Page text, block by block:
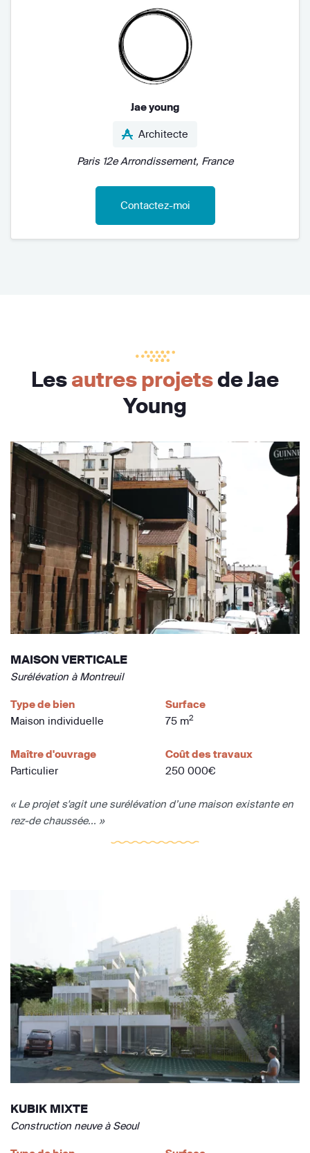
Jae young
Architecte
Paris 12e Arrondissement, France
Contactez-moi
Lesautres projetsde Jae
Young
MAISON VERTICALE
Surélévation à Montreuil
Type de bien
Maison individuelle
Surface
75 m2
Maître d'ouvrage
Particulier
Coût des travaux
250 000€
« Le projet s'agit une surélévation d’une maison existante en
rez-de chaussée... »
KUBIK MIXTE
Construction neuve à Seoul